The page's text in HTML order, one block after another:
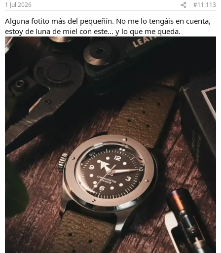
n
e
s
1 Jul 2026 #11.113
Alguna fotito más del pequeñín. No me lo tengáis en cuenta,
estoy de luna de miel con este... y lo que me queda.